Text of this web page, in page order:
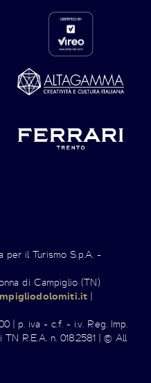
per il Turismo S.p.A. -
di Campiglio (TN)
|
| p. iva - c.f. - i.v. Reg. Imp.
R.E.A. n. 0182581 | © All